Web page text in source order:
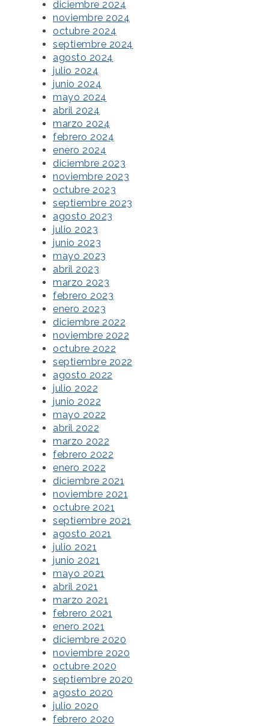
diciembre 2024
noviembre 2024
octubre 2024
septiembre 2024
agosto 2024
julio 2024
junio 2024
mayo 2024
abril 2024
marzo 2024
febrero 2024
enero 2024
diciembre 2023
noviembre 2023
octubre 2023
septiembre 2023
agosto 2023
julio 2023
junio 2023
mayo 2023
abril 2023
marzo 2023
febrero 2023
enero 2023
diciembre 2022
noviembre 2022
octubre 2022
septiembre 2022
agosto 2022
julio 2022
junio 2022
mayo 2022
abril 2022
marzo 2022
febrero 2022
enero 2022
diciembre 2021
noviembre 2021
octubre 2021
septiembre 2021
agosto 2021
julio 2021
junio 2021
mayo 2021
abril 2021
marzo 2021
febrero 2021
enero 2021
diciembre 2020
noviembre 2020
octubre 2020
septiembre 2020
agosto 2020
julio 2020
febrero 2020